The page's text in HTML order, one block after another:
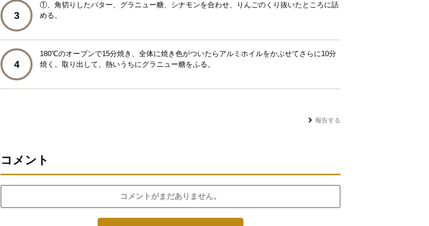
3
①、角切りしたバター、グラニュー糖、シナモンを合わせ、りんごのくり抜いたところに詰
める。
4
180℃のオーブンで15分焼き、全体に焼き色がついたらアルミホイルをかぶせてさらに10分
焼く。取り出して、熱いうちにグラニュー糖をふる。
報告する
コメント
コメントがまだありません。